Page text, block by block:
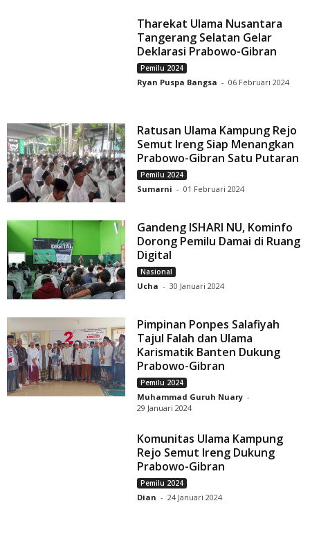
Tharekat Ulama Nusantara
Tangerang Selatan Gelar
Deklarasi Prabowo-Gibran
Pemilu 2024
Ryan Puspa Bangsa - 06 Februari 2024
Ratusan Ulama Kampung Rejo
Semut Ireng Siap Menangkan
Prabowo-Gibran Satu Putaran
Pemilu 2024
Sumarni - 01 Februari 2024
Gandeng ISHARI NU, Kominfo
Dorong Pemilu Damai di Ruang
Digital
Nasional
Ucha - 30 Januari 2024
Pimpinan Ponpes Salafiyah
Tajul Falah dan Ulama
Karismatik Banten Dukung
Prabowo-Gibran
Pemilu 2024
Muhammad Guruh Nuary -
29 Januari 2024
Komunitas Ulama Kampung
Rejo Semut Ireng Dukung
Prabowo-Gibran
Pemilu 2024
Dian - 24 Januari 2024